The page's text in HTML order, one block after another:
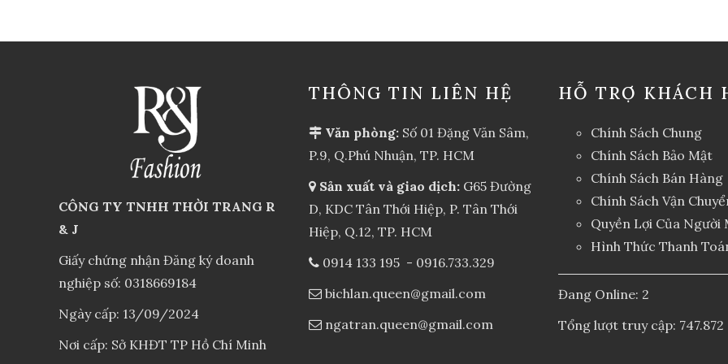
CÔNG TY TNHH THỜI TRANG R
& J
Giấy chứng nhận Đăng ký doanh
nghiệp số: 0318669184
Ngày cấp: 13/09/2024
Nơi cấp: Sở KHĐT TP Hồ Chí Minh
THÔNG TIN LIÊN HỆ
Văn phòng: Số 01 Đặng Văn Sâm,
P.9, Q.Phú Nhuận, TP. HCM
Sản xuất và giao dịch: G65 Đường
D, KDC Tân Thới Hiệp, P. Tân Thới
Hiệp, Q.12, TP. HCM
0914 133 195- 0916.733.329
bichlan.queen@gmail.com
ngatran.queen@gmail.com
HỖ TRỢ KHÁCH
Chính Sách Chung
Chính Sách Bảo Mật
Chính Sách Bán Hàng
Chính Sách Vận
Quyền Lợi Của Người
Hình Thức Thanh
Đang Online: 2
Tổng lượt truy cập: 747.872